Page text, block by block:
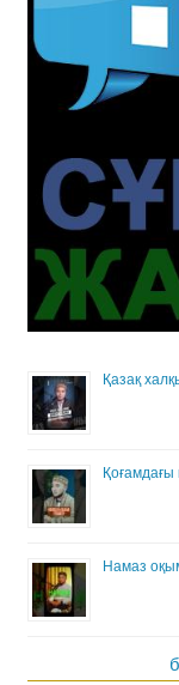
Қазақ
Қоғамдағы
Намаз